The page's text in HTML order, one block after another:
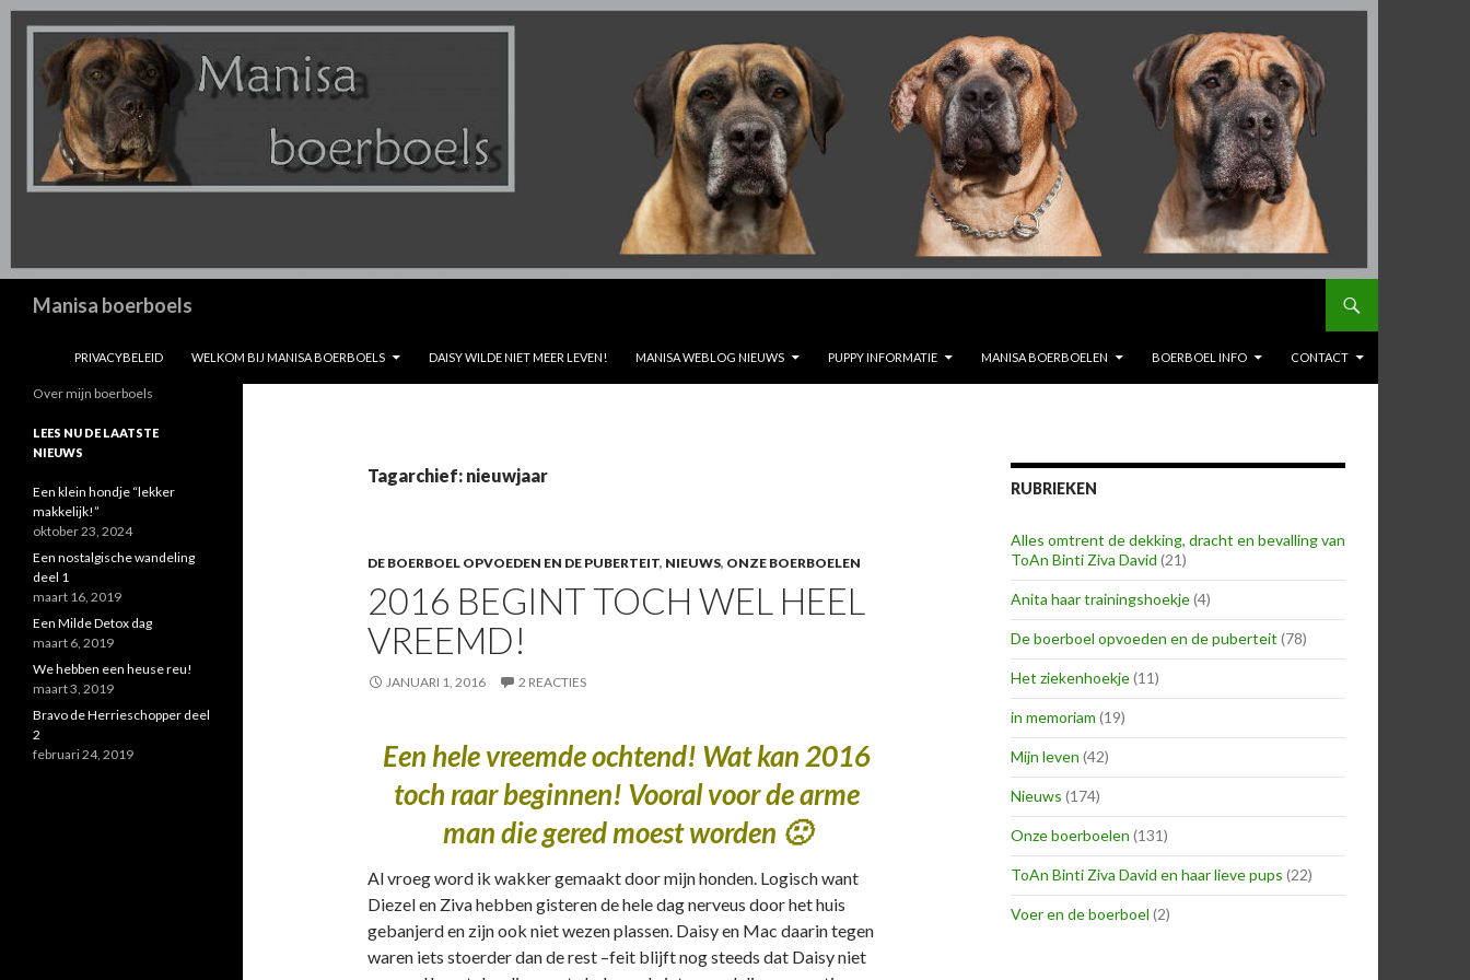
Manisa boerboels
PRIVACYBELEID
WELKOM BIJ MANISA BOERBOELS DAISY WILDE NIET MEER LEVEN! MANISA WEBLOG NIEUWS PUPPY INFORMATIE MANISA BOERBOELEN BOERBOEL INFO CONTACT
Tagarchief: nieuwjaar
DE BOERBOEL OPVOEDEN EN DE PUBERTEIT, NIEUWS, ONZE BOERBOELEN
2016 BEGINT TOCH WEL HEEL
VREEMD!
JANUARI 1, 2016 2 REACTIES
Een hele vreemde ochtend! Wat kan 2016
toch raar beginnen! Vooral voor de arme
man die gered moest worden 🙁
Al vroeg word ik wakker gemaakt door mijn honden. Logisch want
Diezel en Ziva hebben gisteren de hele dag nerveus door het huis
gebanjerd en zijn ook niet wezen plassen. Daisy en Mac daarin tegen
waren iets stoerder dan de rest –feit blijft nog steeds dat Daisy niet
RUBRIEKEN
Alles omtrent de dekking, dracht en bevalling van
ToAn Binti Ziva David (21)
Anita haar trainingshoekje(4)
De boerboel opvoeden en de puberteit (78)
Het ziekenhoekje(11)
in memoriam (19)
Mijn leven (42)
Nieuws (174)
Onze boerboelen (131)
ToAn Binti Ziva David en haar lieve pups (22)
Voer en de boerboel (2)
Over mijn boerboels
LEES NU DE LAATSTE
NIEUWS
Een klein hondje “lekker
makkelijk!”
oktober 23, 2024
Een nostalgische wandeling
deel 1
maart 16, 2019
Een Milde Detox dag
maart 6, 2019
We hebben een heuse reu!
maart 3, 2019
Bravo de Herrieschopper deel
2
februari 24, 2019